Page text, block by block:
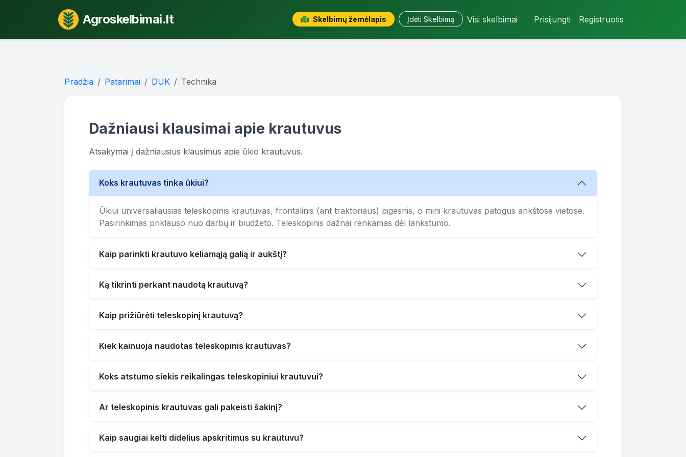
Agroskelbimai.lt Skelbimų žemėlapis Įdėti Skelbimą Visi skelbimai Prisijungti Registruotis
Pradžia Patarimai DUK Technika
Dažniausi klausimai apie krautuvus
Atsakymai į dažniausius klausimus apie ūkio krautuvus.
Koks krautuvas tinka ūkiui?
Ūkiui universaliausias teleskopinis krautuvas, frontalinis (ant traktoriaus) pigesnis, o mini krautuvas patogus ankštose vietose.
Pasirinkimas priklauso nuo darbų ir biudžeto. Teleskopinis dažnai renkamas dėl lankstumo.
Kaip parinkti krautuvo keliamąją galią ir aukštį?
Ką tikrinti perkant naudotą krautuvą?
Kaip prižiūrėti teleskopinį krautuvą?
Kiek kainuoja naudotas teleskopinis krautuvas?
Koks atstumo siekis reikalingas teleskopiniui krautuvui?
Ar teleskopinis krautuvas gali pakeisti šakinį?
Kaip saugiai kelti didelius apskritimus su krautuvu?